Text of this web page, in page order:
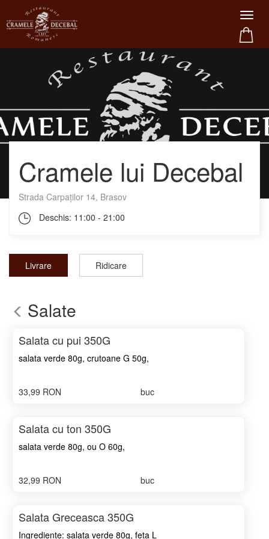
Cramele lui Decebal
Strada Carpaților 14, Brasov
Deschis: 11:00 - 21:00
Livrare Ridicare
Salate
Salata cu pui 350G
salata verde 80g, crutoane G 50g,
11%, ceapa 8%, castravete 8%,
kapia 20g, ceapa 20g, masline 10g
33,99 RON buc
Salata cu ton 350G
salata verde 80g, ou O 60g,
porumb conserva 20g, ardei kapia
32,99 RON buc
Salata Greceasca 350G
Ingrediente: salata verde 80g, feta L